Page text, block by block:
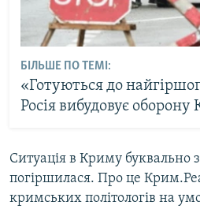
БІЛЬШЕ ПО ТЕМІ:
«Готуються до
Росія вибудовує
Ситуація в Криму буквально
погіршилася. Про це
кримських політологів на